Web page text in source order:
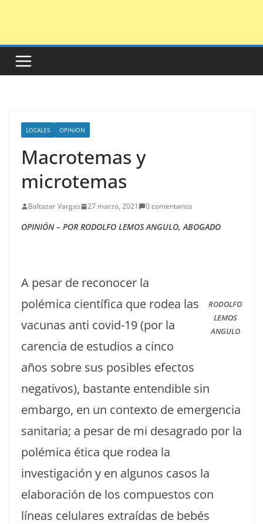
LOCALES OPINION
Macrotemas y
microtemas
Baltazar Vargas 27 marzo, 2021 0 comentarios
OPINIÓN – POR RODOLFO LEMOS ANGULO, ABOGADO
RODOLFO
LEMOS
ANGULO
A pesar de reconocer la
polémica científica que rodea las
vacunas anti covid-19 (por la
carencia de estudios a cinco
años sobre sus posibles efectos
negativos), bastante entendible sin
embargo, en un contexto de emergencia
sanitaria; a pesar de mi desagrado por la
polémica ética que rodea la
investigación y en algunos casos la
elaboración de los compuestos con
líneas celulares extraídas de bebés